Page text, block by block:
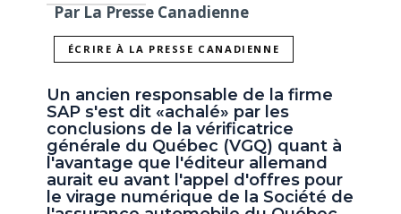
Par La Presse Canadienne
ÉCRIRE À LA PRESSE CANADIENNE
Un ancien responsable de la firme
SAP s'est dit «achalé» par les
conclusions de la vérificatrice
générale du Québec (VGQ) quant à
l'avantage que l'éditeur allemand
aurait eu avant l'appel d'offres pour
le virage numérique de la Société de